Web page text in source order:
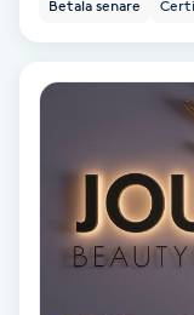
Fransförlängning
Fransförlängning
Betala senare